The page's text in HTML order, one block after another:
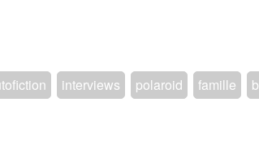
interviews polaroid famille